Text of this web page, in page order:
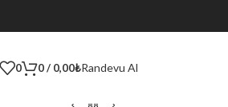
0 0/ 0,00₺Randevu Al